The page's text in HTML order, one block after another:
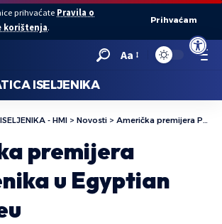
Open
prihvaćate Pravila o
korištenja.
Prihvaćam
Aa
ISELJENIKA
- HMI > Novosti > Američka premijera Povjerenika u Egyptian Theatreu
premijera
u Egyptian